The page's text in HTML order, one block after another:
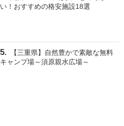
い！おすすめの格安施設18選
【三重県】自然豊かで素敵な無料
キャンプ場～須原親水広場～